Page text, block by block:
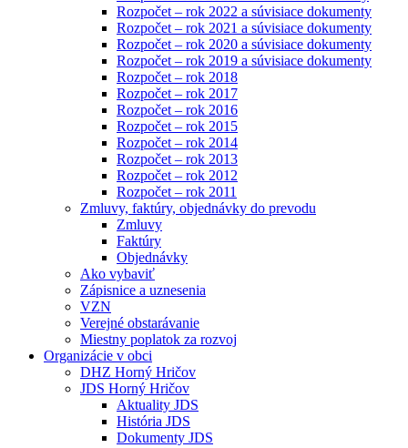
Rozpočet – rok 2022 a súvisiace dokumenty
Rozpočet – rok 2021 a súvisiace dokumenty
Rozpočet – rok 2020 a súvisiace dokumenty
Rozpočet – rok 2019 a súvisiace dokumenty
Rozpočet – rok 2018
Rozpočet – rok 2017
Rozpočet – rok 2016
Rozpočet – rok 2015
Rozpočet – rok 2014
Rozpočet – rok 2013
Rozpočet – rok 2012
Rozpočet – rok 2011
Zmluvy, faktúry, objednávky do prevodu
Zmluvy
Faktúry
Objednávky
Ako vybaviť
Zápisnice a uznesenia
VZN
Verejné obstarávanie
Miestny poplatok za rozvoj
Organizácie v obci
DHZ Horný Hričov
JDS Horný Hričov
Aktuality JDS
História JDS
Dokumenty JDS